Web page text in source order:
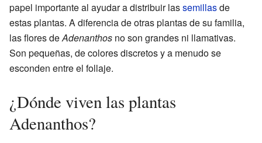
papel importante al ayudar a distribuir lassemillasde
estas plantas. A diferencia de otras plantas de su familia,
las flores deAdenanthos no son grandes ni llamativas.
Son pequeñas, de colores discretos y a menudo se
esconden entre el follaje.
¿Dónde viven las plantas
Adenanthos?